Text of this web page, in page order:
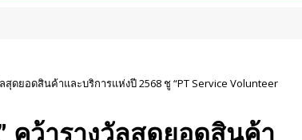
สุดยอดสินค้าและบริการแห่งปี 2568 ชู “PT Service Volunteer